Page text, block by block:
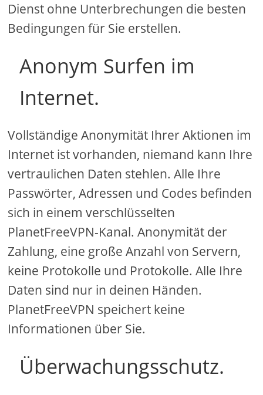
Dienst ohne Unterbrechungen die besten
Bedingungen für Sie erstellen.
Anonym Surfen im
Internet.
Vollständige Anonymität Ihrer Aktionen im
Internet ist vorhanden, niemand kann Ihre
vertraulichen Daten stehlen. Alle Ihre
Passwörter, Adressen und Codes befinden
sich in einem verschlüsselten
PlanetFreeVPN-Kanal. Anonymität der
Zahlung, eine große Anzahl von Servern,
keine Protokolle und Protokolle. Alle Ihre
Daten sind nur in deinen Händen.
PlanetFreeVPN speichert keine
Informationen über Sie.
Überwachungsschutz.